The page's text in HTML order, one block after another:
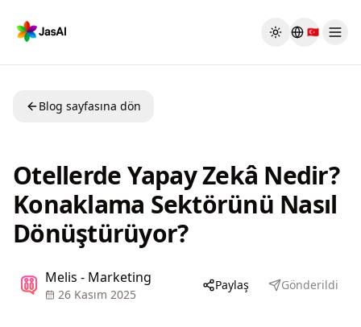
Toggle theme
🇹🇷
Blog sayfasına dön
Otellerde Yapay Zekâ Nedir?
Konaklama Sektörünü Nasıl
Dönüştürüyor?
Melis - Marketing
26 Kasım 2025
Paylaş Gönderildi